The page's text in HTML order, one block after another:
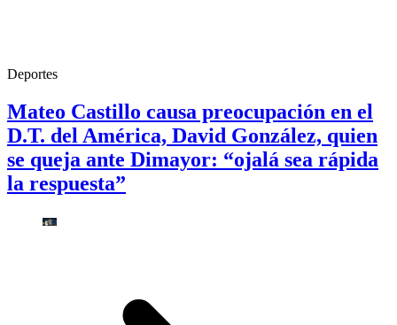
Deportes
Mateo Castillo causa preocupación en el
D.T. del América, David González, quien
se queja ante Dimayor: “ojalá sea rápida
la respuesta”